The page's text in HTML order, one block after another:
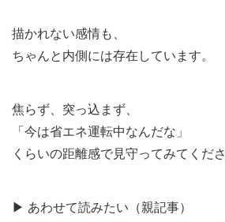
描かれない感情も、
ちゃんと内側には存在しています。
焦らず、突っ込まず、
「今は省エネ運転中なんだな」
くらいの距離感で見守ってみてくださ
▶ あわせて読みたい（親記事）